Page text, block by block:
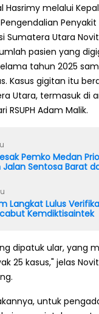
Hasrimy melalui
Penyakit
Sumatera Utara
pasien yang
tahun 2025
Kasus gigitan itu
Utara, termasuk di
Adam Malik.
Pemko Medan
Sentosa Barat
Langkat Lulus
Kemdiktisaintek
dipatuk ular, yang
25 kasus," jelas
untuk